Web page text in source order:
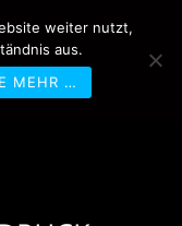
1 - 5 60314
weiter nutzt,
aus.
MEHR …